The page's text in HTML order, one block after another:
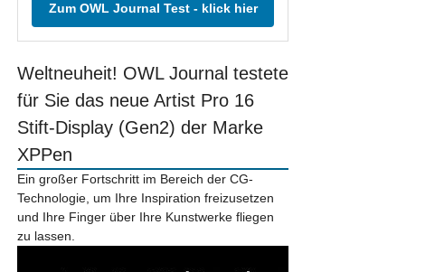
Zum OWL Journal Test - klick hier
Weltneuheit! OWL Journal testete
für Sie das neue Artist Pro 16
Stift-Display (Gen2) der Marke
XPPen
Ein großer Fortschritt im Bereich der CG-
Technologie, um Ihre Inspiration freizusetzen
und Ihre Finger über Ihre Kunstwerke fliegen
zu lassen.